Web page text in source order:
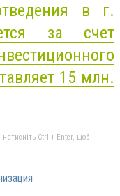
в г.
за счет
15 млн.
Ctrl + Enter, щоб